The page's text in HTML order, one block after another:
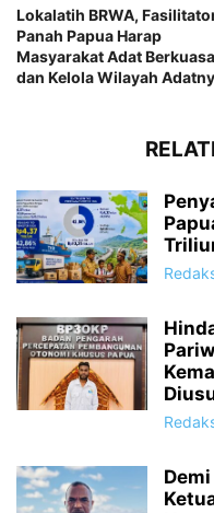
Lokalatih BRWA,
Panah Papua Harap
Masyarakat Adat Berkuasa
dan Kelola Wilayah